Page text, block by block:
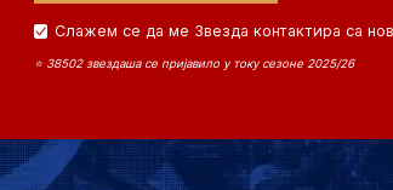
Слажем се да ме Звезда контактира са
⭐ 38502 звездаша се пријавило у току сезоне 2025/26